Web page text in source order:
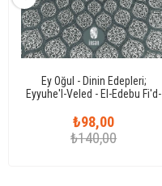
Ey Oğul - Dinin Edepleri;
Eyyuhe'l-Veled - El-Edebu Fi'd-
₺98,00
₺140,00